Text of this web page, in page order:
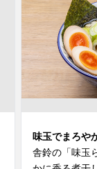
味玉でまろや
舎鈴の「味玉